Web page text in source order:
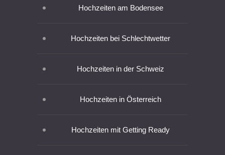
Hochzeiten am Bodensee
Hochzeiten bei Schlechtwetter
Hochzeiten in der Schweiz
Hochzeiten in Österreich
Hochzeiten mit Getting Ready